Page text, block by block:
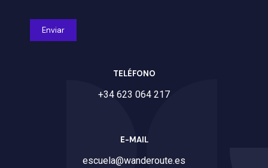
TELÉFONO
+34 623 064 217
E-MAIL
escuela@wanderoute.es